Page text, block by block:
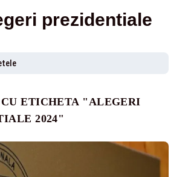
prezidentiale
ETICHETA "ALEGERI
2024"